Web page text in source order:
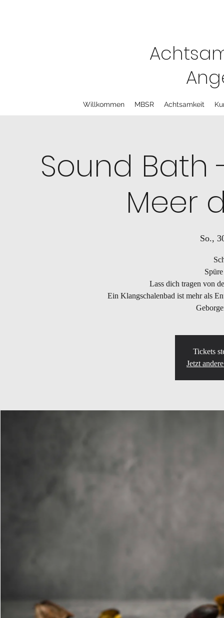
Willkommen MBSR Achtsamkeit
Sound Bath
Meer
So.,
Lass dich tragen von
Ein Klangschalenbad ist mehr als
Tickets
Jetzt